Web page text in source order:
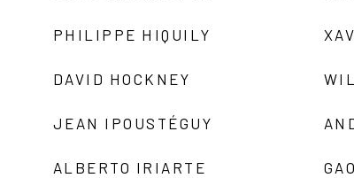
PHILIPPE HIQUILY
DAVID HOCKNEY
JEAN IPOUSTÉGUY
ALBERTO IRIARTE